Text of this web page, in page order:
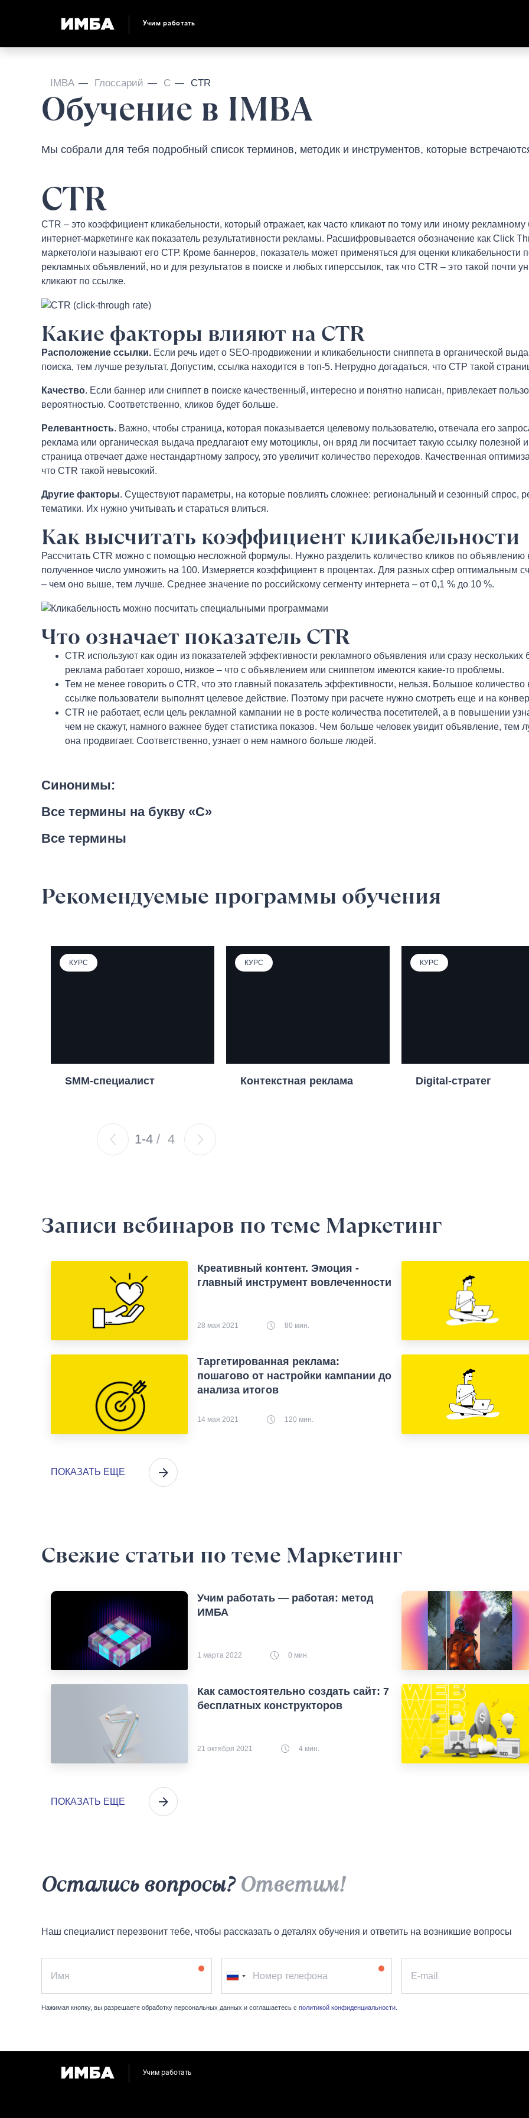
Учим работать
IMBA Глоссарий C CTR
Обучение в IMBA
Мы собрали для тебя подробный список терминов, методик и инструментов, которые
CTR
CTR – это коэффициент кликабельности, который отражает, как часто кликают по тому или иному
интернет-маркетинге как показатель результативности рекламы. Расшифровывается обозначение как Click
маркетологи называют его СТР. Кроме баннеров, показатель может применяться для оценки кликабельности
рекламных объявлений, но и для результатов в поиске и любых гиперссылок, так что CTR – это такой почти
кликают по ссылке.
Какие факторы влияют на CTR
Расположение ссылки. Если речь идет о SEO-продвижении и кликабельности сниппета в органической
поиска, тем лучше результат. Допустим, ссылка находится в топ-5. Нетрудно догадаться, что СТР такой
Качество. Если баннер или сниппет в поиске качественный, интересно и понятно написан, привлекает
вероятностью. Соответственно, кликов будет больше.
Релевантность. Важно, чтобы страница, которая показывается целевому пользователю, отвечала его
реклама или органическая выдача предлагают ему мотоциклы, он вряд ли посчитает такую ссылку полезной
страница отвечает даже нестандартному запросу, это увеличит количество переходов. Качественная
что CTR такой невысокий.
Другие факторы. Существуют параметры, на которые повлиять сложнее: региональный и сезонный спрос,
тематики. Их нужно учитывать и стараться влиться.
Как высчитать коэффициент кликабельности
Рассчитать CTR можно с помощью несложной формулы. Нужно разделить количество кликов по объявлению
полученное число умножить на 100. Измеряется коэффициент в процентах. Для разных сфер оптимальным
– чем оно выше, тем лучше. Среднее значение по российскому сегменту интернета – от 0,1 % до 10 %.
Что означает показатель CTR
CTR используют как один из показателей эффективности рекламного объявления или сразу
реклама работает хорошо, низкое – что с объявлением или сниппетом имеются какие-то проблемы.
Тем не менее говорить о CTR, что это главный показатель эффективности, нельзя. Большое
ссылке пользователи выполнят целевое действие. Поэтому при расчете нужно смотреть еще и на
CTR не работает, если цель рекламной кампании не в росте количества посетителей, а в повышении
чем не скажут, намного важнее будет статистика показов. Чем больше человек увидит объявление, тем
она продвигает. Соответственно, узнает о нем намного больше людей.
Синонимы:
Все термины на букву «C»
Все термины
Рекомендуемые программы обучения
КУРС
SMM-специалист
КУРС
Контекстная реклама
КУРС
Digital-стратег
1-4 / 4
Записи вебинаров по теме Маркетинг
Креативный контент. Эмоция -
главный инструмент вовлеченности
28 мая 2021 80 мин.
Таргетированная реклама:
пошагово от настройки кампании до
анализа итогов
14 мая 2021 120 мин.
ПОКАЗАТЬ ЕЩЕ
Свежие статьи по теме Маркетинг
Учим работать — работая: метод
ИМБА
1 марта 2022 0 мин.
Как самостоятельно создать сайт: 7
бесплатных конструкторов
21 октября 2021 4 мин.
ПОКАЗАТЬ ЕЩЕ
Остались вопросы?Ответим!
Наш специалист перезвонит тебе, чтобы рассказать о деталях обучения и ответить на возникшие вопросы
Нажимая кнопку, вы разрешаете обработку персональных данных и соглашаетесь с политикой конфиденциальности
Учим работать